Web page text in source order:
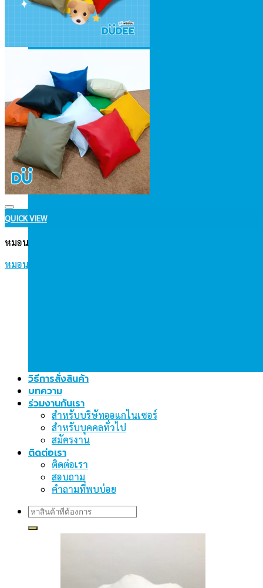
วิธีการสั่งสินค้า
บทความ
ร่วมงานกันเรา
สำหรับบริษัทออแกไนเซอร์
สำหรับบุคคลทั่วไป
สมัครงาน
ติดต่อเรา
ติดต่อเรา
สอบถาม
คำถามที่พบบ่อย
Search
for:
QUICK VIEW
หมอน
หมอนหนัง ทำโลโก้ตามแบบ